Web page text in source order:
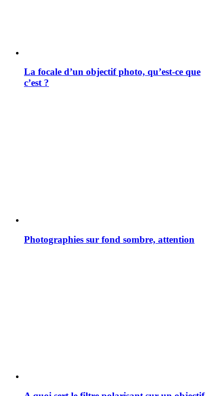
La focale d’un objectif photo, qu’est-ce que
c’est ?
Photographies sur fond sombre, attention